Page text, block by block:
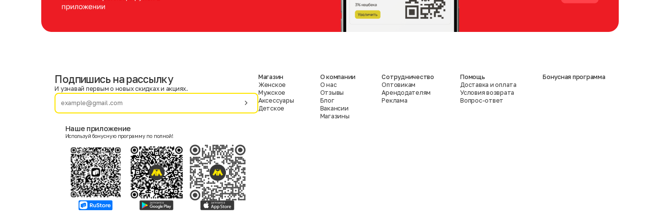
Фамилия
Женский
Согласие на получение чеков по электронной почте
Подпишись на рассылку
И узнавай первым о новых скидках и акциях.
Наше приложение
Используй бонусную программу по полной!
Магазин
Женское
Мужское
Аксессуары
Детское
О компании
О нас
Отзывы
Блог
Вакансии
Магазины
Сотрудничество
Оптовикам
Арендодателям
Реклама
Помощь
Доставка и оплата
Условия возврата
Вопрос-ответ
Бонусная программа